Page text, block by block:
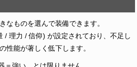
なものを選んで装備できます。
/ 理力 / 信仰) が設定されており、不足し
性能が著しく低下します。